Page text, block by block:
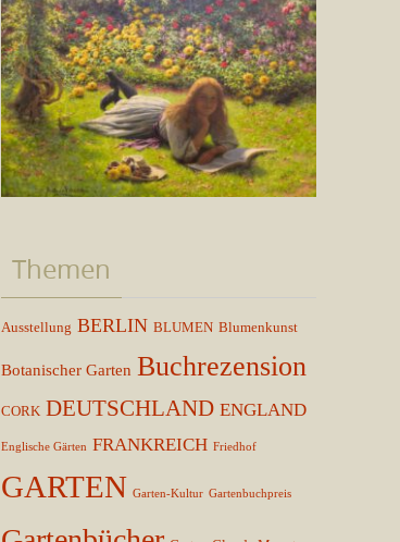
Themen
Ausstellung BERLIN BLUMEN Blumenkunst
Botanischer Garten Buchrezension
CORK DEUTSCHLAND ENGLAND
Englische Gärten FRANKREICH Friedhof
GARTEN Garten-Kultur Gartenbuchpreis